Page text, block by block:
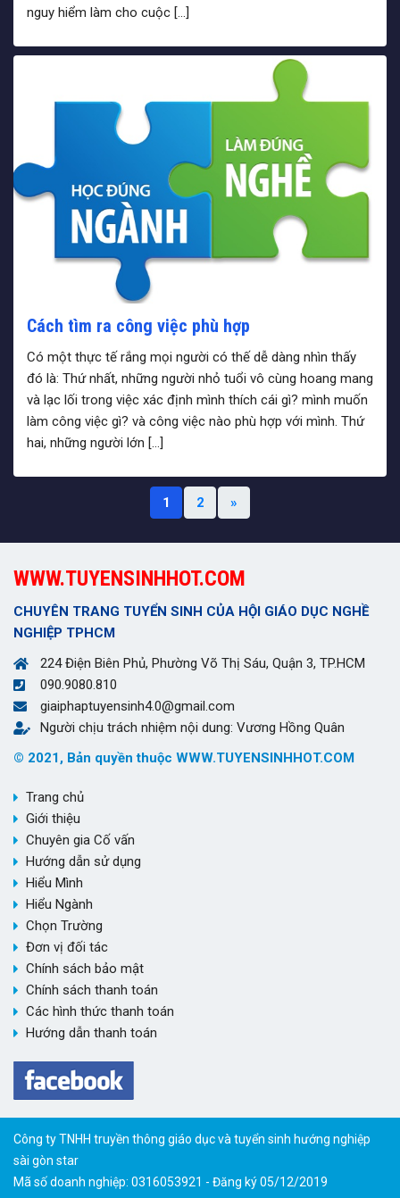
nguy hiểm làm cho cuộc […]
Cách tìm ra công việc phù hợp
Có một thực tế rắng mọi người có thế dễ dàng nhìn thấy
đó là: Thứ nhất, những người nhỏ tuổi vô cùng hoang mang
và lạc lối trong việc xác định mình thích cái gì? mình muốn
làm công việc gì? và công việc nào phù hợp với mình. Thứ
hai, những người lớn […]
1 2 »
WWW.TUYENSINHHOT.COM
CHUYÊN TRANG TUYỂN SINH CỦA HỘI GIÁO DỤC NGHỀ
NGHIỆP TPHCM
224 Điện Biên Phủ, Phường Võ Thị Sáu, Quận 3, TP.HCM
090.9080.810
giaiphaptuyensinh4.0@gmail.com
Người chịu trách nhiệm nội dung: Vương Hồng Quân
© 2021, Bản quyền thuộc WWW.TUYENSINHHOT.COM
Trang chủ
Giới thiệu
Chuyên gia Cố vấn
Hướng dẫn sử dụng
Hiểu Mình
Hiểu Ngành
Chọn Trường
Đơn vị đối tác
Chính sách bảo mật
Chính sách thanh toán
Các hình thức thanh toán
Hướng dẫn thanh toán
Công ty TNHH truyền thông giáo dục và tuyển sinh hướng nghiệp
sài gòn star
Mã số doanh nghiệp: 0316053921 - Đăng ký 05/12/2019